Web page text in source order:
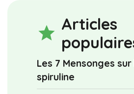
star Articles
Les 7 Mensonges sur
spiruline